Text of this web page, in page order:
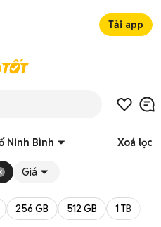
Tải app
Ninh Bình Xoá lọc
Giá
256 GB 512 GB 1 TB